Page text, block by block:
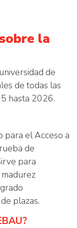
la
de
de todas las
hasta 2026.
para el Acceso a
de
para
plazas.